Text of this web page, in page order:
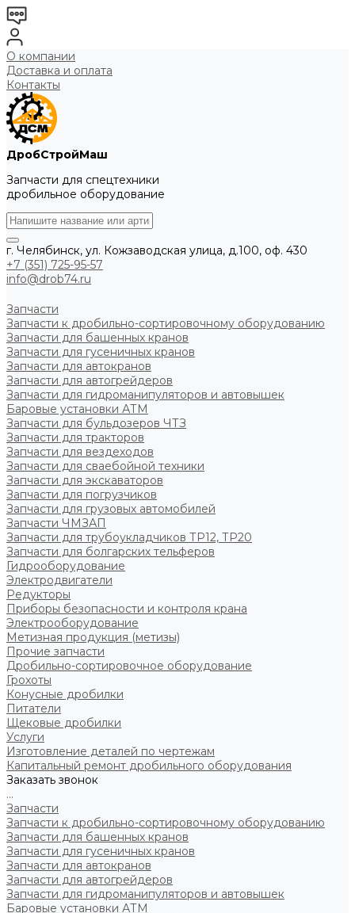
О компании
Доставка и оплата
Контакты
ДробСтройМаш
Запчасти для спецтехники
дробильное оборудование
г. Челябинск, ул. Кожзаводская улица, д.100, оф. 430
+7 (351) 725-95-57
info@drob74.ru
Запчасти
Запчасти к дробильно-сортировочному оборудованию
Запчасти для башенных кранов
Запчасти для гусеничных кранов
Запчасти для автокранов
Запчасти для автогрейдеров
Запчасти для гидроманипуляторов и автовышек
Баровые установки АТМ
Запчасти для бульдозеров ЧТЗ
Запчасти для тракторов
Запчасти для вездеходов
Запчасти для сваебойной техники
Запчасти для экскаваторов
Запчасти для погрузчиков
Запчасти для грузовых автомобилей
Запчасти ЧМЗАП
Запчасти для трубоукладчиков ТР12, ТР20
Запчасти для болгарских тельферов
Гидрооборудование
Электродвигатели
Редукторы
Приборы безопасности и контроля крана
Электрооборудование
Метизная продукция (метизы)
Прочие запчасти
Дробильно-сортировочное оборудование
Грохоты
Конусные дробилки
Питатели
Щековые дробилки
Услуги
Изготовление деталей по чертежам
Капитальный ремонт дробильного оборудования
Заказать звонок
...
Запчасти
Запчасти к дробильно-сортировочному оборудованию
Запчасти для башенных кранов
Запчасти для гусеничных кранов
Запчасти для автокранов
Запчасти для автогрейдеров
Запчасти для гидроманипуляторов и автовышек
Баровые установки АТМ